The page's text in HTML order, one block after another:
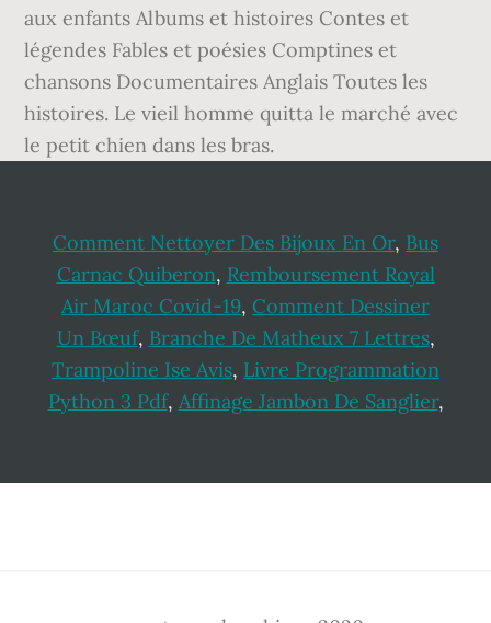
aux enfants Albums et histoires Contes et
légendes Fables et poésies Comptines et
chansons Documentaires Anglais Toutes les
histoires. Le vieil homme quitta le marché avec
le petit chien dans les bras.
Comment Nettoyer Des Bijoux En Or, Bus
Carnac Quiberon, Remboursement Royal
Air Maroc Covid-19, Comment Dessiner
Un Bœuf, Branche De Matheux 7 Lettres,
Trampoline Ise Avis, Livre Programmation
Python 3 Pdf, Affinage Jambon De Sanglier,